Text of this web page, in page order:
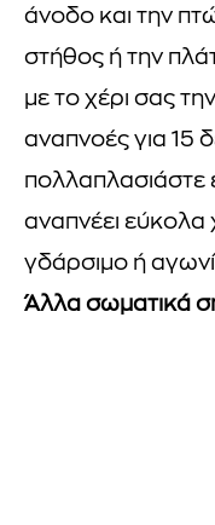
άνοδο και την
στήθος ή την
με το χέρι σας
αναπνοές για 15
πολλαπλασιάστε
αναπνέει εύκολα
γδάρσιμο ή
Άλλα σωματικά